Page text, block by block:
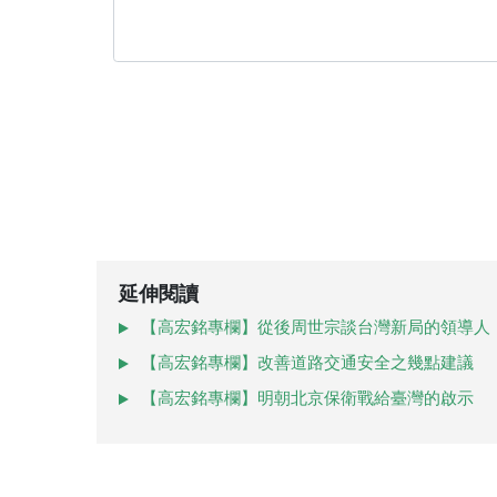
延伸閱讀
【高宏銘專欄】從後周世宗談台灣新局的領導人
【高宏銘專欄】改善道路交通安全之幾點建議
【高宏銘專欄】明朝北京保衛戰給臺灣的啟示